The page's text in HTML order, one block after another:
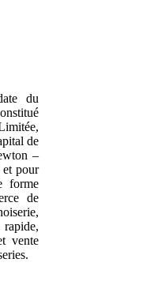
du
de
–
pour
forme
de
vente